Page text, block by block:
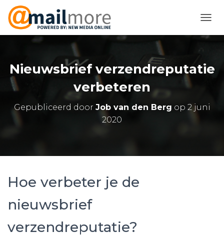
A
G
A
W
L
Nieuwsbrief verzendreputatie
verbeteren
Gepubliceerd door Job van den Berg op 2 juni
2020
Hoe verbeter je de
nieuwsbrief
verzendreputatie?